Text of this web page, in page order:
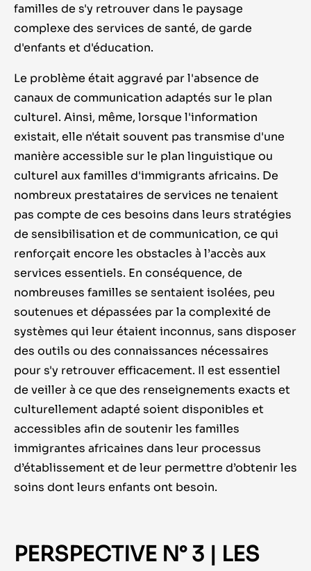
familles de s'y retrouver dans le paysage
complexe des services de santé, de garde
d'enfants et d'éducation.
Le problème était aggravé par l'absence de
canaux de communication adaptés sur le plan
culturel. Ainsi, même, lorsque l'information
existait, elle n'était souvent pas transmise d'une
manière accessible sur le plan linguistique ou
culturel aux familles d'immigrants africains. De
nombreux prestataires de services ne tenaient
pas compte de ces besoins dans leurs stratégies
de sensibilisation et de communication, ce qui
renforçait encore les obstacles à l’accès aux
services essentiels. En conséquence, de
nombreuses familles se sentaient isolées, peu
soutenues et dépassées par la complexité de
systèmes qui leur étaient inconnus, sans disposer
des outils ou des connaissances nécessaires
pour s'y retrouver efficacement. Il est essentiel
de veiller à ce que des renseignements exacts et
culturellement adapté soient disponibles et
accessibles afin de soutenir les familles
immigrantes africaines dans leur processus
d’établissement et de leur permettre d’obtenir les
soins dont leurs enfants ont besoin.
PERSPECTIVE N° 3 | LES